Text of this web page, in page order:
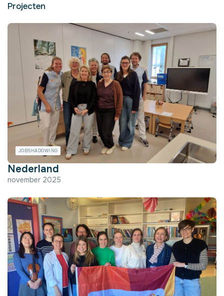
Projecten
JOBSHADOWING
Nederland
november 2025